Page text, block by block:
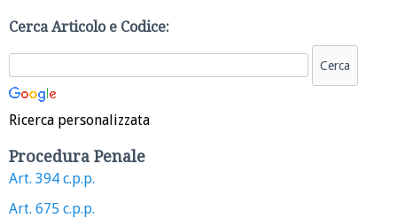
Cerca Articolo e Codice:
Ricerca personalizzata
Procedura Penale
Art. 394 c.p.p.
Art. 675 c.p.p.